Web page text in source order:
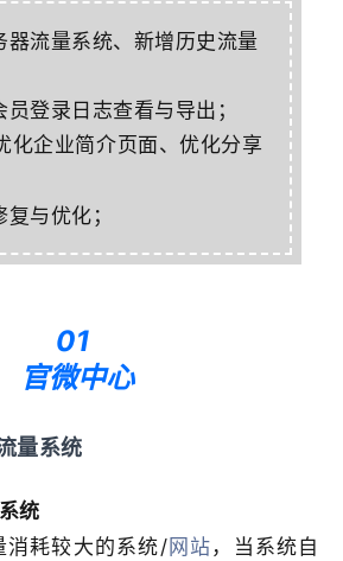
器流量系统、新增历史流量
登录日志查看与导出；
化企业简介页面、优化分享
与优化；
01
官微中心
量系统
统
消耗较大的系统/ 网站 ，当系统自